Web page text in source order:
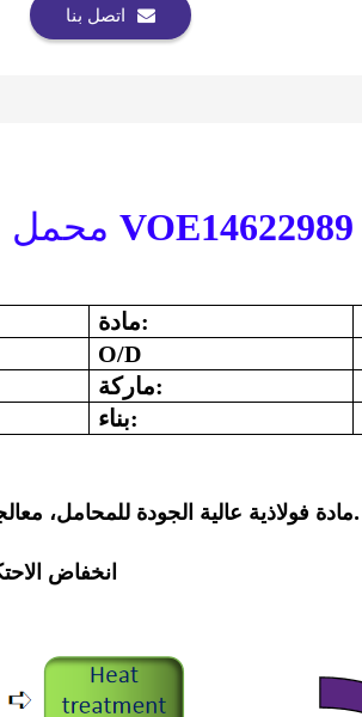
اتصل بنا
محمل الحفارةVOE14622989
مادة:
O/D
ماركة:
بناء:
مادة فولاذية عالية الجودة للمحامل، معالجة حرارياً باحترافية، تتميز بصلابة عالية ومتانة فائقة.
انخفاض